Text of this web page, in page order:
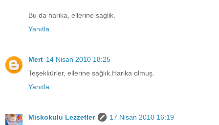
Bu da harika, ellerine saglik.
Yanıtla
Mert 14 Nisan 2010 18:25
Teşekkürler, ellerine sağlık.Harika olmuş.
Yanıtla
Miskokulu Lezzetler
17 Nisan 2010 16:19